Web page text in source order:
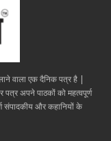
वाला एक दैनिक पत्र है |
पत्र अपने पाठकों को महत्वपूर्ण
और कहानियों के